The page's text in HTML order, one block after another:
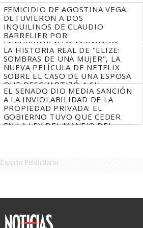
FEMICIDIO DE AGOSTINA VEGA:
DETUVIERON A DOS
INQUILINOS DE CLAUDIO
BARRELIER POR
ENCUBRIMIENTO AGRAVADO
LA HISTORIA REAL DE "ELIZE:
SOMBRAS DE UNA MUJER", LA
NUEVA PELÍCULA DE NETFLIX
SOBRE EL CASO DE UNA ESPOSA
QUE DESCUARTIZÓ A SU
MARIDO
EL SENADO DIO MEDIA SANCIÓN
A LA INVIOLABILIDAD DE LA
PROPIEDAD PRIVADA: EL
GOBIERNO TUVO QUE CEDER
EN LA LEY DEL MANEJO DEL
Espacio Publicitario